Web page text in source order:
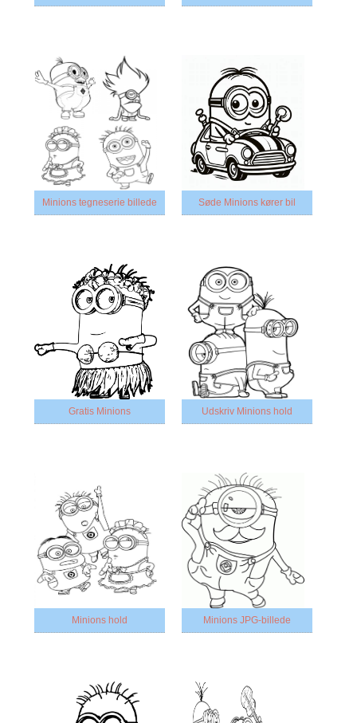
Minions tegneserie billede Søde Minions kører bil
Gratis Minions Udskriv Minions hold
Minions hold Minions JPG-billede